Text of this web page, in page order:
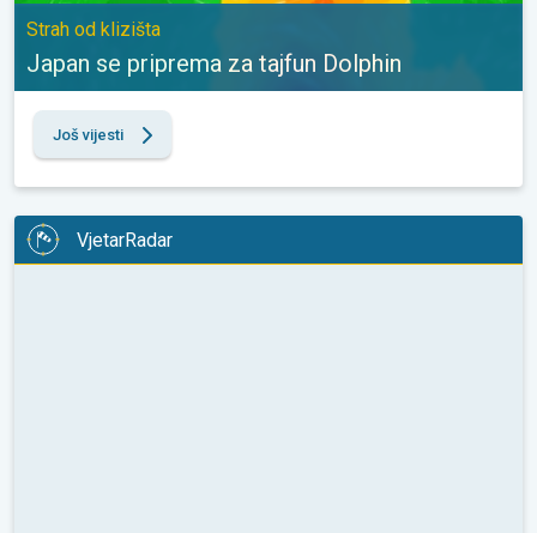
Strah od klizišta
Japan se priprema za tajfun Dolphin
Još vijesti
VjetarRadar